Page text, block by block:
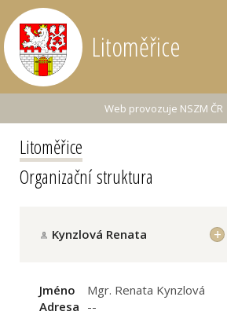
Litoměřice
Web provozuje NSZM ČR
Litoměřice
Organizační struktura
Kynzlová Renata
Jméno
Mgr. Renata Kynzlová
Adresa --